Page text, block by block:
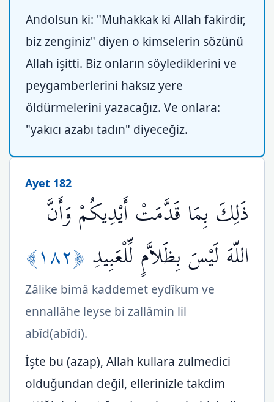
Andolsun ki: "Muhakkak ki Allah fakirdir,
biz zenginiz" diyen o kimselerin sözünü
Allah işitti. Biz onların söylediklerini ve
peygamberlerini haksız yere
öldürmelerini yazacağız. Ve onlara:
"yakıcı azabı tadın" diyeceğiz.
Ayet 182
ذَلِكَ بِمَا قَدَّمَتْ أَيْدِيكُمْ وَأَنَّ
اللّهَ لَيْسَ بِظَلاَّمٍ لِّلْعَبِيدِ ﴿١٨٢﴾
Zâlike bimâ kaddemet eydîkum ve
ennallâhe leyse bi zallâmin lil
abîd(abîdi).
İşte bu (azap), Allah kullara zulmedici
olduğundan değil, ellerinizle takdim